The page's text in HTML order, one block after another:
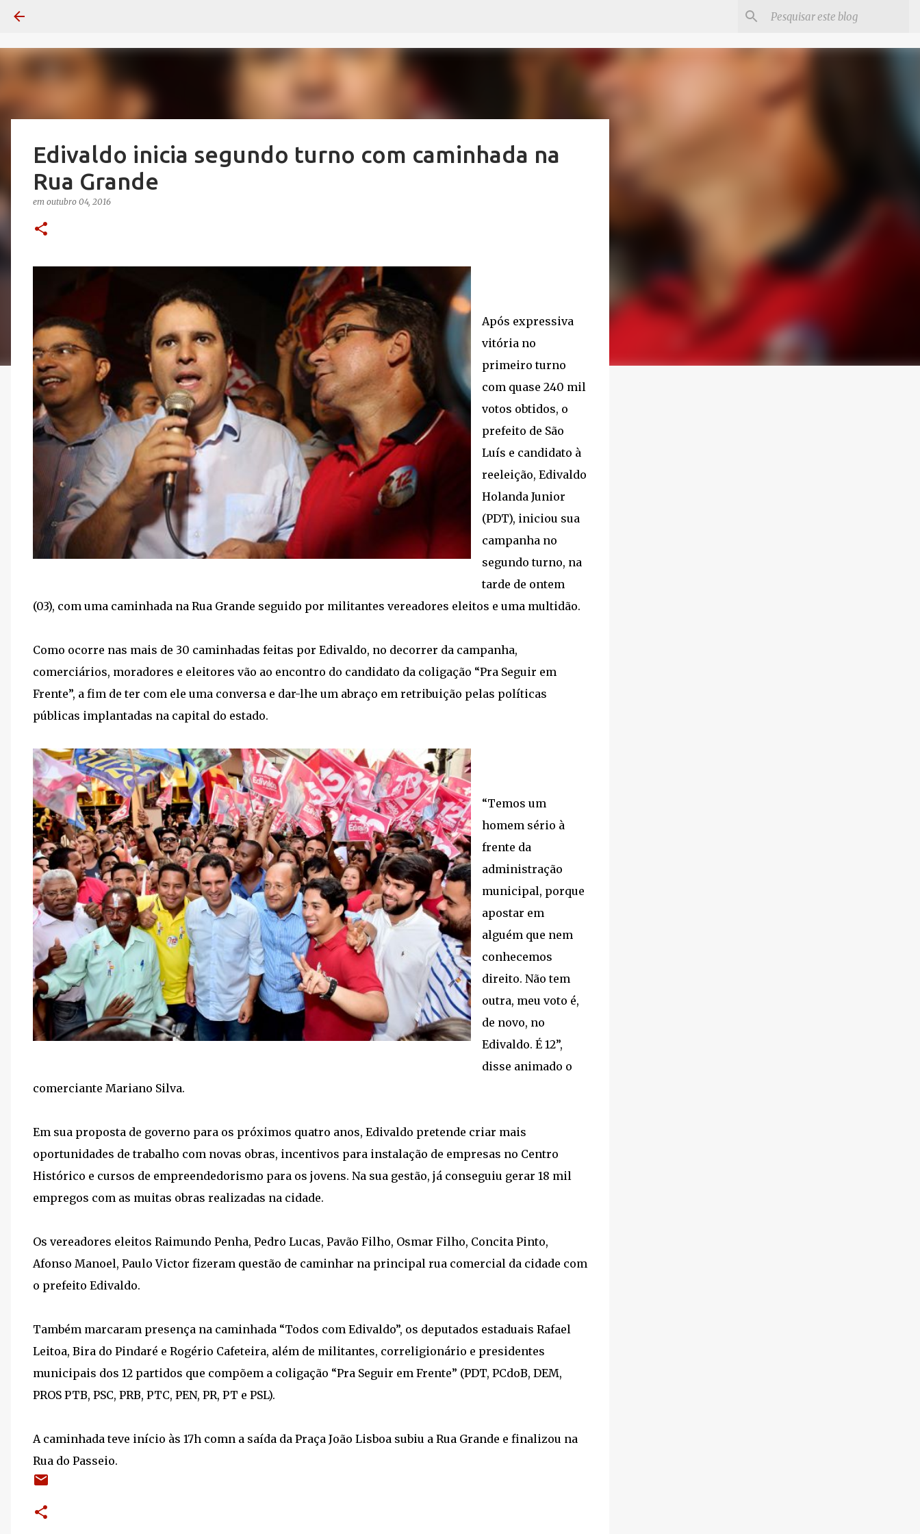
Edivaldo inicia segundo turno com caminhada na
Rua Grande
em outubro 04, 2016
Após expressiva
vitória no
primeiro turno
com quase 240 mil
votos obtidos, o
prefeito de São
Luís e candidato à
reeleição, Edivaldo
Holanda Junior
(PDT), iniciou sua
campanha no
segundo turno, na
tarde de ontem
(03), com uma caminhada na Rua Grande seguido por militantes vereadores eleitos e uma multidão.
Como ocorre nas mais de 30 caminhadas feitas por Edivaldo, no decorrer da campanha,
comerciários, moradores e eleitores vão ao encontro do candidato da coligação “Pra Seguir em
Frente”, a fim de ter com ele uma conversa e dar-lhe um abraço em retribuição pelas políticas
públicas implantadas na capital do estado.
“Temos um
homem sério à
frente da
administração
municipal, porque
apostar em
alguém que nem
conhecemos
direito. Não tem
outra, meu voto é,
de novo, no
Edivaldo. É 12”,
disse animado o
comerciante Mariano Silva.
Em sua proposta de governo para os próximos quatro anos, Edivaldo pretende criar mais
oportunidades de trabalho com novas obras, incentivos para instalação de empresas no Centro
Histórico e cursos de empreendedorismo para os jovens. Na sua gestão, já conseguiu gerar 18 mil
empregos com as muitas obras realizadas na cidade.
Os vereadores eleitos Raimundo Penha, Pedro Lucas, Pavão Filho, Osmar Filho, Concita Pinto,
Afonso Manoel, Paulo Victor fizeram questão de caminhar na principal rua comercial da cidade com
o prefeito Edivaldo.
Também marcaram presença na caminhada “Todos com Edivaldo”, os deputados estaduais Rafael
Leitoa, Bira do Pindaré e Rogério Cafeteira, além de militantes, correligionário e presidentes
municipais dos 12 partidos que compõem a coligação “Pra Seguir em Frente” (PDT, PCdoB, DEM,
PROS PTB, PSC, PRB, PTC, PEN, PR, PT e PSL).
A caminhada teve início às 17h comn a saída da Praça João Lisboa subiu a Rua Grande e finalizou na
Rua do Passeio.